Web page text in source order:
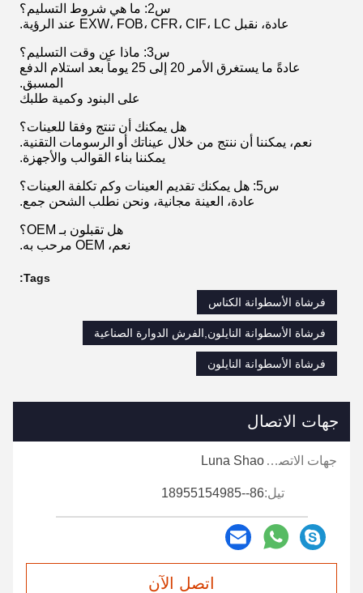
س2: ما هي شروط التسليم؟
عادة، نقبل EXW، FOB، CFR، CIF، LC عند الرؤية.
س3: ماذا عن وقت التسليم؟
عادةً ما يستغرق الأمر 20 إلى 25 يوماً بعد استلام الدفع
المسبق.
على البنود وكمية طلبك
هل يمكنك أن تنتج وفقا للعينات؟
نعم، يمكننا أن ننتج من خلال عيناتك أو الرسومات التقنية.
يمكننا بناء القوالب والأجهزة.
س5: هل يمكنك تقديم العينات وكم تكلفة العينات؟
عادة، العينة مجانية، ونحن نطلب الشحن جمع.
هل تقبلون بـ OEM؟
نعم، OEM مرحب به.
Tags:
فرشاة الأسطوانة الكناس
فرشاة الأسطوانة النايلون,الفرش الدوارة الصناعية
فرشاة الأسطوانة النايلون
جهات الاتصال
جهات الاتصال: Luna Shao
تيل:86--18955154985
اتصل الآن